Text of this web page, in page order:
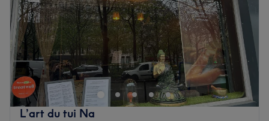
Voir le salon
Samedi
11:00–20:00
Dimanche
11:00–20:00
Bienvenue chez Siam Wat Pho Thai Spa, un espace bien-
être au cœur de Paris, dans le quartier de Porte de
Versailles. Oubliez vos soucis du quotidien et prenez le
temps de reposer votre corps et votre esprit grâce à des
prestations sur mesure adaptées à vos besoins.
L’art du tui Na